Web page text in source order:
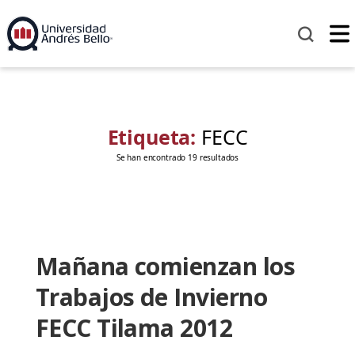
Etiqueta: FECC
Se han encontrado 19 resultados
Mañana comienzan los
Trabajos de Invierno
FECC Tilama 2012